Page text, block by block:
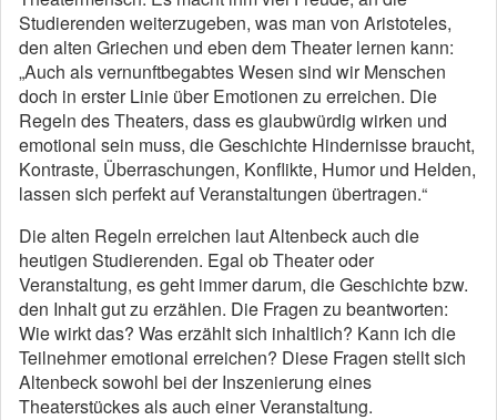
Studierenden weiterzugeben, was man von Aristoteles,
den alten Griechen und eben dem Theater lernen kann:
„Auch als vernunftbegabtes Wesen sind wir Menschen
doch in erster Linie über Emotionen zu erreichen. Die
Regeln des Theaters, dass es glaubwürdig wirken und
emotional sein muss, die Geschichte Hindernisse braucht,
Kontraste, Überraschungen, Konflikte, Humor und Helden,
lassen sich perfekt auf Veranstaltungen übertragen.“
Die alten Regeln erreichen laut Altenbeck auch die
heutigen Studierenden. Egal ob Theater oder
Veranstaltung, es geht immer darum, die Geschichte bzw.
den Inhalt gut zu erzählen. Die Fragen zu beantworten:
Wie wirkt das? Was erzählt sich inhaltlich? Kann ich die
Teilnehmer emotional erreichen? Diese Fragen stellt sich
Altenbeck sowohl bei der Inszenierung eines
Theaterstückes als auch einer Veranstaltung.